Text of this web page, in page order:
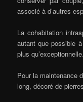
associé à d’autres
La cohabitation
autant que possible
plus qu’exceptionnelle.
Pour la maintenance
long, décoré de